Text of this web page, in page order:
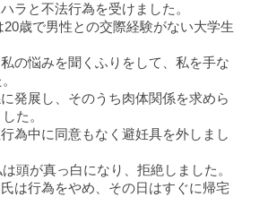
ラと不法行為を受けました。
20歳で男性との交際経験がない大学生
の悩みを聞くふりをして、私を手な
発展し、そのうち肉体関係を求めら
た。
為中に同意もなく避妊具を外しまし
頭が真っ白になり、拒絶しました。
は行為をやめ、その日はすぐに帰宅